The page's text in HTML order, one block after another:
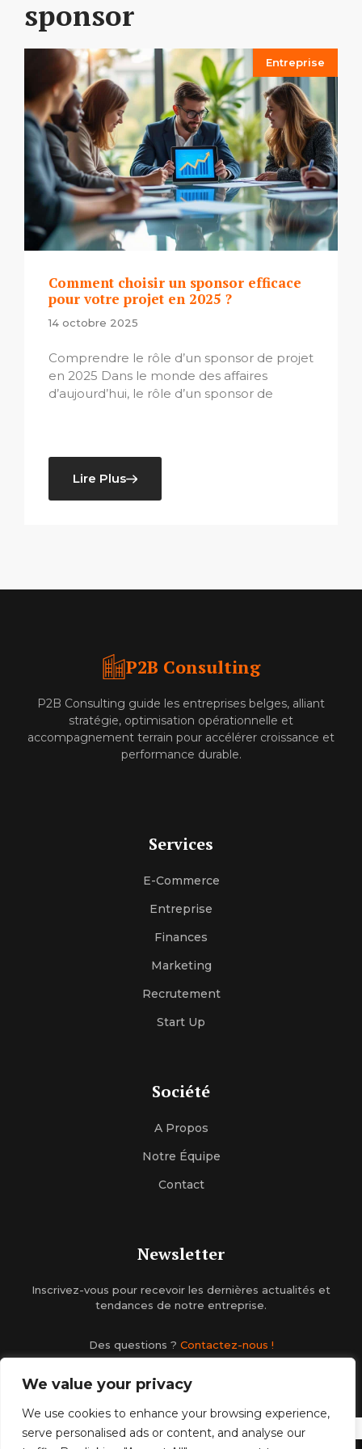
We value your privacy
We use cookies to enhance your browsing experience,
serve personalised ads or content, and analyse our
sponsor
Entreprise
Comment choisir un sponsor efficace
pour votre projet en 2025 ?
14 octobre 2025
Comprendre le rôle d’un sponsor de projet
en 2025 Dans le monde des affaires
d’aujourd’hui, le rôle d’un sponsor de
Lire Plus
P2B Consulting
P2B Consulting guide les entreprises belges, alliant
stratégie, optimisation opérationnelle et
accompagnement terrain pour accélérer croissance et
performance durable.
Services
E-Commerce
Entreprise
Finances
Marketing
Recrutement
Start Up
Société
A Propos
Notre Équipe
Contact
Newsletter
Inscrivez-vous pour recevoir les dernières actualités et
tendances de notre entreprise.
Des questions ? Contactez-nous !